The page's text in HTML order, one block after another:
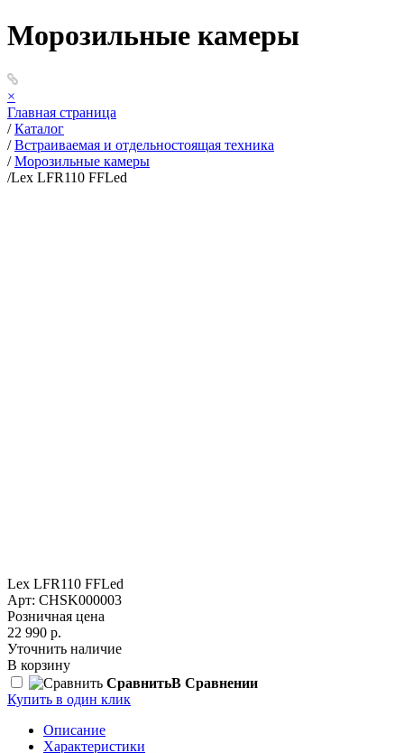
Морозильные камеры
×
Главная страница
/ Каталог
/ Встраиваемая и отдельностоящая техника
/ Морозильные камеры
/Lex LFR110 FFLed
Lex LFR110 FFLed
Арт: CHSK000003
Розничная цена
22 990 р.
Уточнить наличие
В корзину
СравнитьВ Сравнении
Купить в один клик
Описание
Характеристики